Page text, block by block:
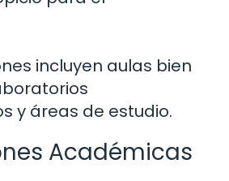
incluyen aulas bien
y áreas de estudio.
Académicas